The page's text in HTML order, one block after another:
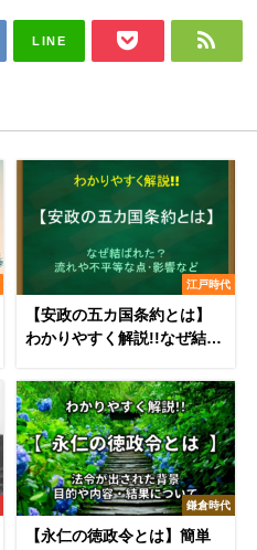
LINE
江戸時代
【安政の五カ国条約とは】
わかりやすく解説!!なぜ結ば
鎌倉時代
【永仁の徳政令とは】簡単